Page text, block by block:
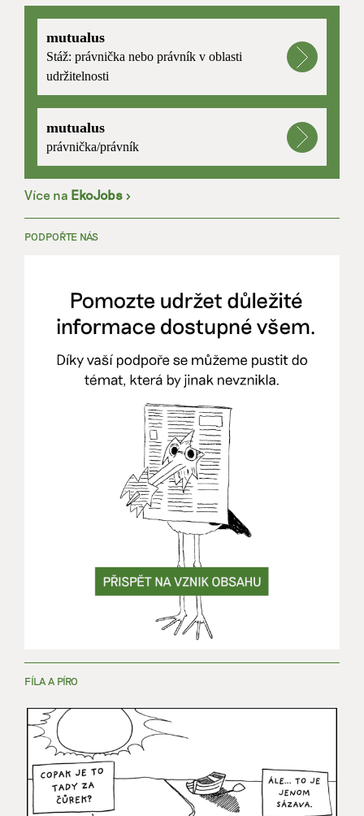
mutualus
Stáž: právnička nebo právník v oblasti
udržitelnosti
mutualus
právnička/právník
Více na EkoJobs >
PODPOŘTE NÁS
FÍLA A PÍRO